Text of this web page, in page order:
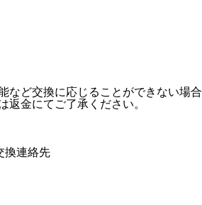
など交換に応じることができない場合
返金にてご了承ください。
換連絡先